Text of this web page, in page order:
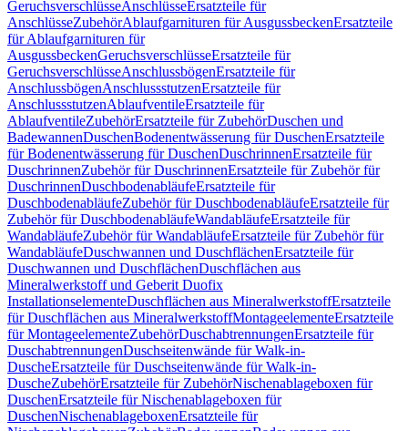
GeruchsverschlüsseAnschlüsseErsatzteile für
AnschlüsseZubehörAblaufgarnituren für AusgussbeckenErsatzteile
für Ablaufgarnituren für
AusgussbeckenGeruchsverschlüsseErsatzteile für
GeruchsverschlüsseAnschlussbögenErsatzteile für
AnschlussbögenAnschlussstutzenErsatzteile für
AnschlussstutzenAblaufventileErsatzteile für
AblaufventileZubehörErsatzteile für ZubehörDuschen und
BadewannenDuschenBodenentwässerung für DuschenErsatzteile
für Bodenentwässerung für DuschenDuschrinnenErsatzteile für
DuschrinnenZubehör für DuschrinnenErsatzteile für Zubehör für
DuschrinnenDuschbodenabläufeErsatzteile für
DuschbodenabläufeZubehör für DuschbodenabläufeErsatzteile für
Zubehör für DuschbodenabläufeWandabläufeErsatzteile für
WandabläufeZubehör für WandabläufeErsatzteile für Zubehör für
WandabläufeDuschwannen und DuschflächenErsatzteile für
Duschwannen und DuschflächenDuschflächen aus
Mineralwerkstoff und Geberit Duofix
InstallationselementeDuschflächen aus MineralwerkstoffErsatzteile
für Duschflächen aus MineralwerkstoffMontageelementeErsatzteile
für MontageelementeZubehörDuschabtrennungenErsatzteile für
DuschabtrennungenDuschseitenwände für Walk-in-
DuscheErsatzteile für Duschseitenwände für Walk-in-
DuscheZubehörErsatzteile für ZubehörNischenablageboxen für
DuschenErsatzteile für Nischenablageboxen für
DuschenNischenablageboxenErsatzteile für